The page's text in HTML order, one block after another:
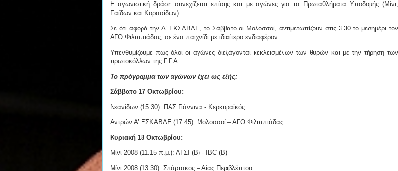
Η αγωνιστική δράση συνεχίζεται επίσης και με αγώνες για τα Πρωταθλήματα Υποδομής (Μίνι,
Παίδων και Κορασίδων).
Σε ότι αφορά την Α’ ΕΚΣΑΒΔΕ, το Σάββατο οι Μολοσσοί, αντιμετωπίζουν στις 3.30 το μεσημέρι τον
ΑΓΟ Φιλιππιάδας, σε ένα παιχνίδι με ιδιαίτερο ενδιαφέρον.
Υπενθυμίζουμε πως όλοι οι αγώνες διεξάγονται κεκλεισμένων των θυρών και με την τήρηση των
πρωτοκόλλων της Γ.Γ.Α.
Το πρόγραμμα των αγώνων έχει ως εξής:
Σάββατο 17 Οκτωβρίου:
Νεανίδων (15.30): ΠΑΣ Γιάννινα - Κερκυραϊκός
Αντρών Α’ ΕΣΚΑΒΔΕ (17.45): Μολοσσοί – ΑΓΟ Φιλιππιάδας.
Κυριακή 18 Οκτωβρίου:
Μίνι 2008 (11.15 π.μ.): ΑΓΣΙ (Β) - IBC (Β)
Μίνι 2008 (13.30): Σπάρτακος – Αίας Περιβλέπτου